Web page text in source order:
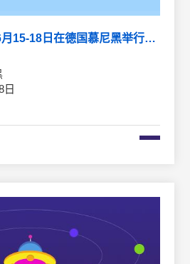
公司参加于2009年6月15-18日在德国慕尼黑举行的光电展
日